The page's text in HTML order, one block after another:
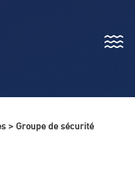
Menu
> Groupe de sécurité